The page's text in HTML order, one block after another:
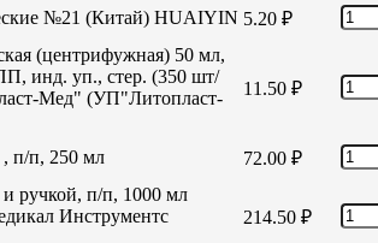
№21 (Китай) HUAIYIN 5.20 ₽
(центрифужная) 50 мл,
инд. уп., стер. (350 шт/
Мед" (УП"Литопласт-
11.50 ₽
, п/п, 250 мл 72.00 ₽
ручкой, п/п, 1000 мл
Инструментс
214.50 ₽